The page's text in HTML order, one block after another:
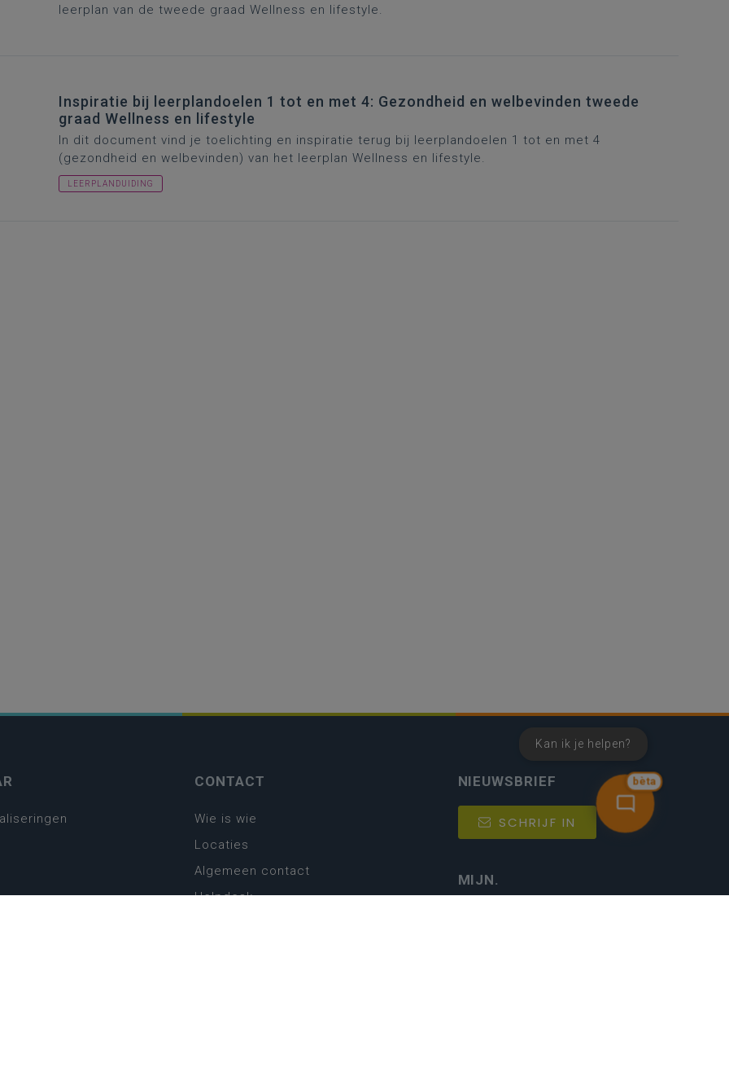
leerplan van de tweede graad Wellness en lifestyle.
Inspiratie bij leerplandoelen 1 tot en met 4: Gezondheid en welbevinden tweede
graad Wellness en lifestyle
In dit document vind je toelichting en inspiratie terug bij leerplandoelen 1 tot en met 4
(gezondheid en welbevinden) van het leerplan Wellness en lifestyle.
LEERPLANDUIDING
bèta
Kan ik je helpen?
CONTACT
Wie is wie
Locaties
Algemeen contact
Helpdesk
NIEUWSBRIEF
SCHRIJF IN
MIJN.